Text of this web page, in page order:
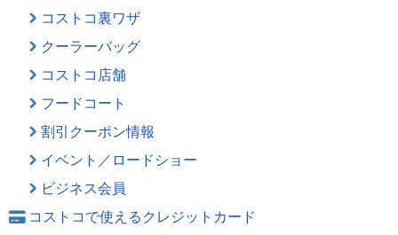
コストコ裏ワザ
クーラーバッグ
コストコ店舗
フードコート
割引クーポン情報
イベント／ロードショー
ビジネス会員
コストコで使えるクレジットカード